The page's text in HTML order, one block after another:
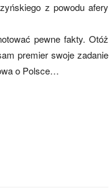
z powodu afery
pewne fakty. Otóż
premier swoje zadanie
o Polsce…